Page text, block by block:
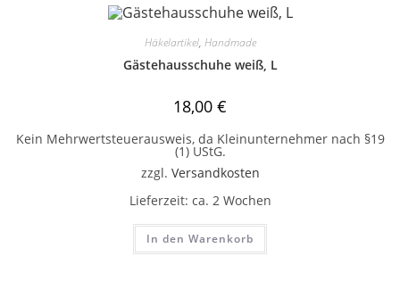
Häkelartikel, Handmade
Gästehausschuhe weiß, L
18,00 €
Kein Mehrwertsteuerausweis, da Kleinunternehmer nach §19
(1) UStG.
zzgl. Versandkosten
Lieferzeit: ca. 2 Wochen
In den Warenkorb